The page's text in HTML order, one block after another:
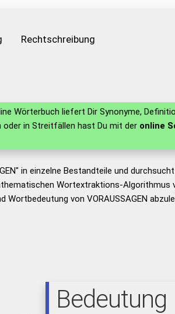
Rechtschreibung
Wörterbuch liefert Dir Synonyme,
oder in Streitfällen hast Du mit der online
in einzelne Bestandteile und
Wortextraktions-Algorithmus
von VORAUSSAGEN
Bedeutung